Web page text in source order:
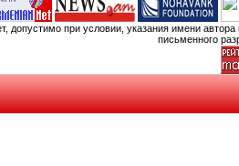
допустимо при условии, указания имени
письменного